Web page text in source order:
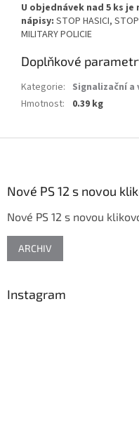
U objednávek nad 5 ks
nápisy: STOP HASICI,
MILITARY POLICIE
Doplňkové
Kategorie: Signalizační
Hmotnost: 0.39 kg
Nové PS 12 s novou
Nové PS 12 s novou
ARCHIV
Instagram